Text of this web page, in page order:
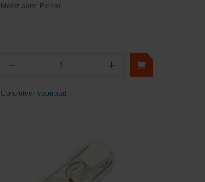
Merknaam: Finder
− +
Controleer voorraad